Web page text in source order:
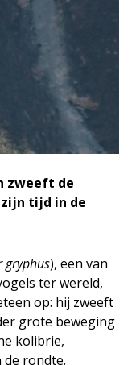
zweeft de
zijn tijd in de
gryphus), een van
ter wereld,
op: hij zweeft
grote beweging
kolibrie,
rondte.